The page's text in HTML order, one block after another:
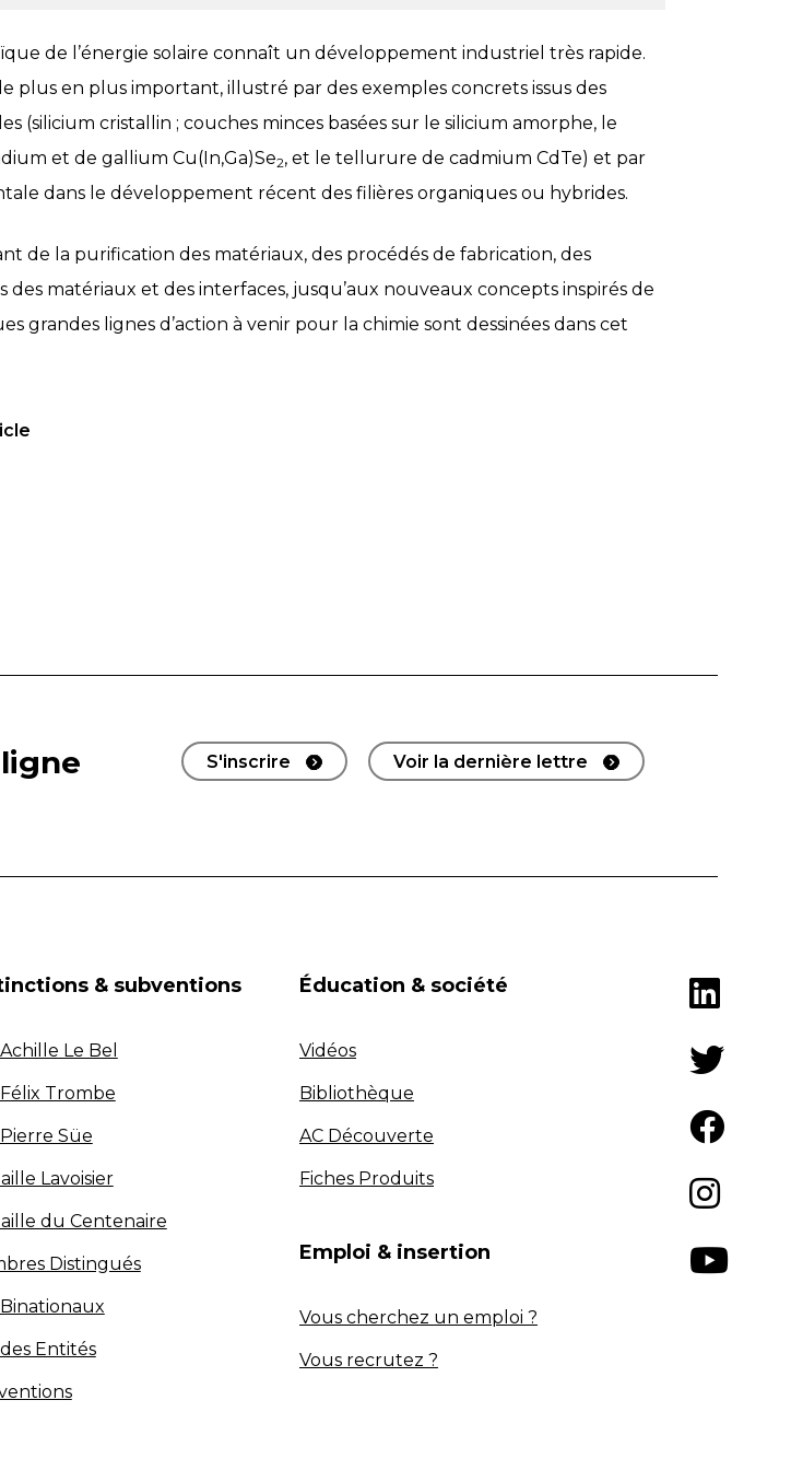
de l’énergie solaire connaît un développement industriel très rapide.
plus en plus important, illustré par des exemples concrets issus des
(silicium cristallin ; couches minces basées sur le silicium amorphe, le
et de gallium Cu(In,Ga)Se2, et le tellurure de cadmium CdTe) et par
dans le développement récent des filières organiques ou hybrides.
de la purification des matériaux, des procédés de fabrication, des
matériaux et des interfaces, jusqu’aux nouveaux concepts inspirés de
grandes lignes d’action à venir pour la chimie sont dessinées dans cet
S'inscrire Voir la dernière lettre
& subventions
Le Bel
Trombe
Süe
Lavoisier
du Centenaire
Distingués
Entités
Éducation & société
Vidéos
Bibliothèque
AC Découverte
Fiches Produits
Emploi & insertion
Vous cherchez un emploi ?
Vous recrutez ?